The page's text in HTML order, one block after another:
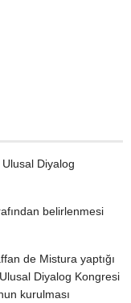
Diyalog
belirlenmesi
de Mistura yaptığı
Diyalog Kongresi
kurulması